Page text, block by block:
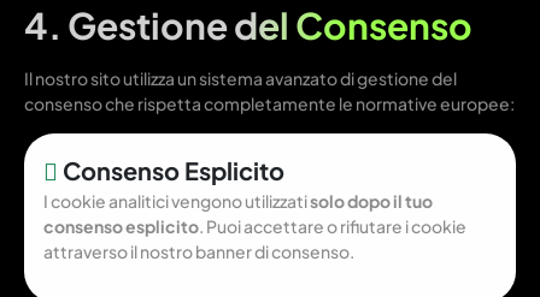
4. Gestione del Consenso
Il nostro sito utilizza un sistema avanzato di gestione del
consenso che rispetta completamente le normative europee:
Consenso Esplicito
I cookie analitici vengono utilizzatisolo dopo il tuo
consenso esplicito. Puoi accettare o rifiutare i cookie
attraverso il nostro banner di consenso.